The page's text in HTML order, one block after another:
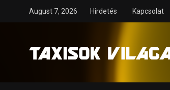
August 7, 2026 Hirdetés Kapcsolat